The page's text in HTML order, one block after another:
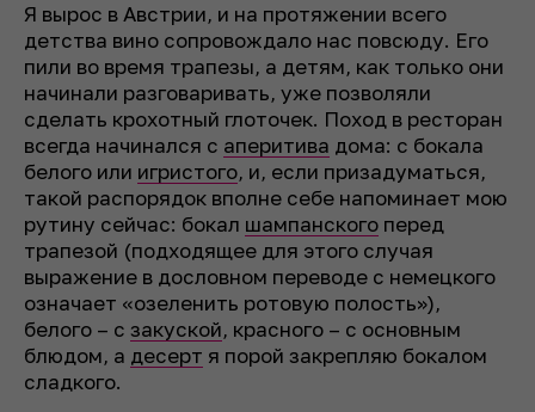
Я вырос в Австрии, и на протяжении всего
детства вино сопровождало нас повсюду. Его
пили во время трапезы, а детям, как только они
начинали разговаривать, уже позволяли
сделать крохотный глоточек. Поход в ресторан
всегда начинался с аперитива дома: с бокала
белого или игристого, и, если призадуматься,
такой распорядок вполне себе напоминает мою
рутину сейчас: бокал шампанского перед
трапезой (подходящее для этого случая
выражение в дословном переводе с немецкого
означает «озеленить ротовую полость»),
белого – с закуской, красного – с основным
блюдом, а десерт я порой закрепляю бокалом
сладкого.